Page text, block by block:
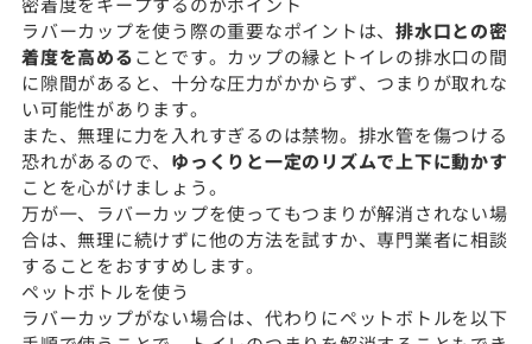
ラバーカップを使う際の重要なポイントは、 排水口との密
着度を高めることです。カップの縁とトイレの排水口の間
に隙間があると、十分な圧力がかからず、つまりが取れな
い可能性があります。
また、無理に力を入れすぎるのは禁物。排水管を傷つける
恐れがあるので、 ゆっくりと一定のリズムで上下に動かす
ことを心がけましょう。
万が一、ラバーカップを使ってもつまりが解消されない場
合は、無理に続けずに他の方法を試すか、専門業者に相談
することをおすすめします。
ペットボトルを使う
ラバーカップがない場合は、代わりにペットボトルを以下